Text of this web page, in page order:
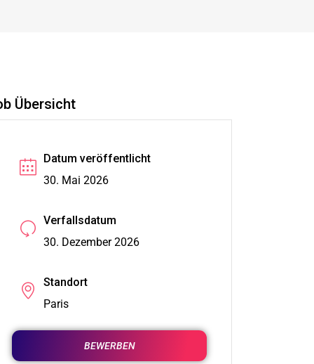
Übersicht
Datum veröffentlicht
30. Mai 2026
Verfallsdatum
30. Dezember 2026
Standort
Paris
BEWERBEN